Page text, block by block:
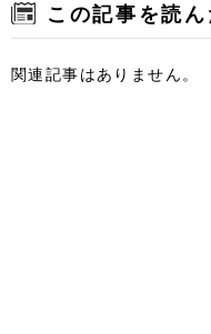
この記事を読
関連記事はありません。